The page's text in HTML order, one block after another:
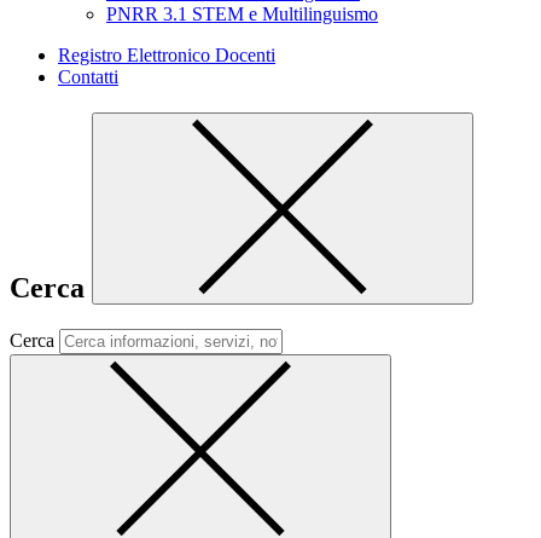
PNRR 3.1 STEM e Multilinguismo
Registro Elettronico Docenti
Contatti
Cerca
Cerca